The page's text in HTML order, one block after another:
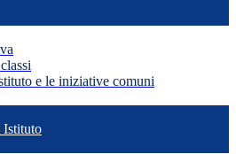
e le iniziative comuni